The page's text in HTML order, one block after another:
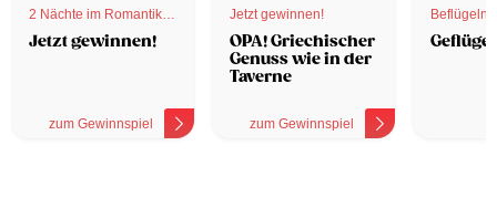
2 Nächte im Romantik
Hotel
Jetzt gewinnen!
zum Gewinnspiel
Jetzt gewinnen!
OPA! Griechischer
Genuss wie in der
Taverne
zum Gewinnspiel